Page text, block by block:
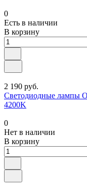
0
Есть в наличии
В корзину
2 190 руб.
Светодиодные лампы
4200K
0
Нет в наличии
В корзину